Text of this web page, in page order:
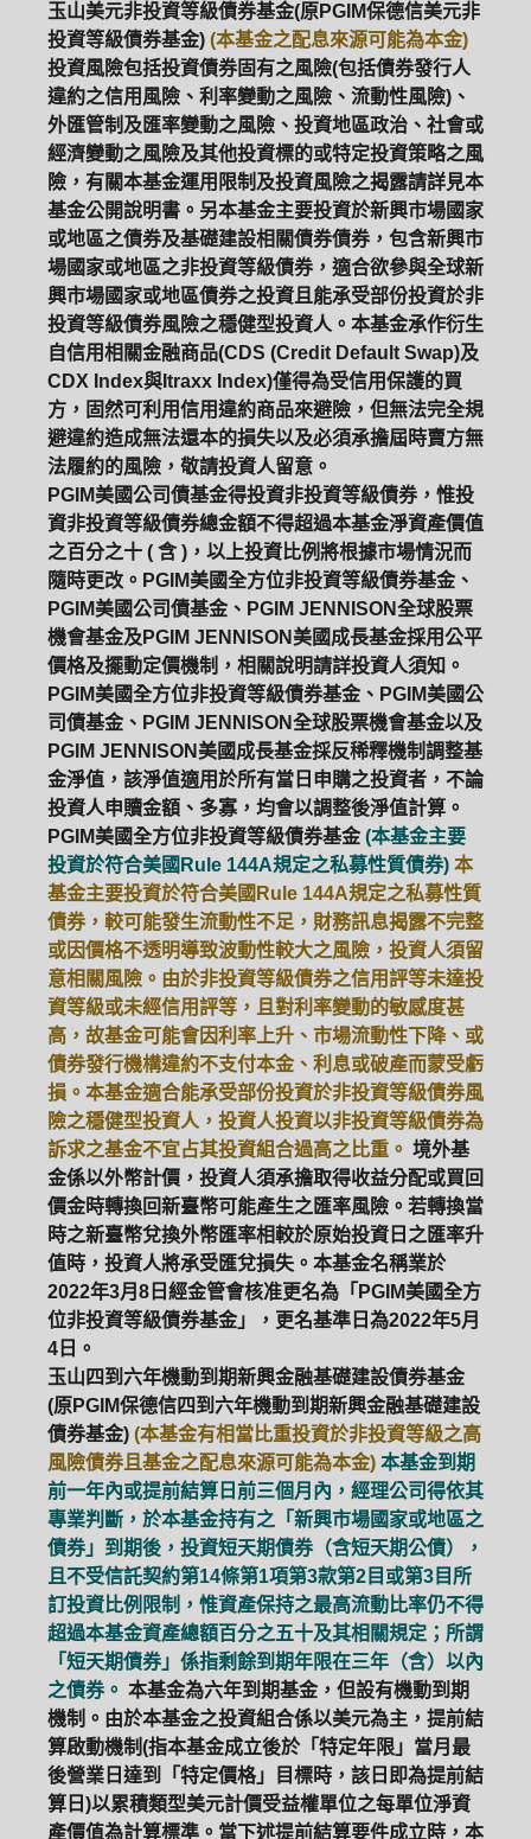
PGIM系列基金 168循環投資
定期(不)定額 高成長基金 月配息
ETF 中國好時平衡 壽星優惠
醫療生化 中國品牌 0%手續費
基金申購 策略成長 拉丁美洲
大中華
玉山美元非投資等級債券基金(原PGIM保德信美元非
投資等級債券基金) (本基金之配息來源可能為本金)
投資風險包括投資債券固有之風險(包括債券發行人
違約之信用風險、利率變動之風險、流動性風險)、
外匯管制及匯率變動之風險、投資地區政治、社會或
經濟變動之風險及其他投資標的或特定投資策略之風
險，有關本基金運用限制及投資風險之揭露請詳見本
基金公開說明書。另本基金主要投資於新興市場國家
或地區之債券及基礎建設相關債券債券，包含新興市
場國家或地區之非投資等級債券，適合欲參與全球新
興市場國家或地區債券之投資且能承受部份投資於非
投資等級債券風險之穩健型投資人。本基金承作衍生
自信用相關金融商品(CDS (Credit Default Swap)及
CDX Index與Itraxx Index)僅得為受信用保護的買
方，固然可利用信用違約商品來避險，但無法完全規
避違約造成無法還本的損失以及必須承擔屆時賣方無
法履約的風險，敬請投資人留意。
PGIM美國公司債基金得投資非投資等級債券，惟投
資非投資等級債券總金額不得超過本基金淨資產價值
之百分之十 ( 含 )，以上投資比例將根據市場情況而
隨時更改。PGIM美國全方位非投資等級債券基金、
PGIM美國公司債基金、PGIM JENNISON全球股票
機會基金及PGIM JENNISON美國成長基金採用公平
價格及擺動定價機制，相關說明請詳投資人須知。
PGIM美國全方位非投資等級債券基金、PGIM美國公
司債基金、PGIM JENNISON全球股票機會基金以及
PGIM JENNISON美國成長基金採反稀釋機制調整基
金淨值，該淨值適用於所有當日申購之投資者，不論
投資人申贖金額、多寡，均會以調整後淨值計算。
PGIM美國全方位非投資等級債券基金 (本基金主要
投資於符合美國Rule 144A規定之私募性質債券) 本
基金主要投資於符合美國Rule 144A規定之私募性質
債券，較可能發生流動性不足，財務訊息揭露不完整
或因價格不透明導致波動性較大之風險，投資人須留
意相關風險。由於非投資等級債券之信用評等未達投
資等級或未經信用評等，且對利率變動的敏感度甚
高，故基金可能會因利率上升、市場流動性下降、或
債券發行機構違約不支付本金、利息或破產而蒙受虧
損。本基金適合能承受部份投資於非投資等級債券風
險之穩健型投資人，投資人投資以非投資等級債券為
訴求之基金不宜占其投資組合過高之比重。 境外基
金係以外幣計價，投資人須承擔取得收益分配或買回
價金時轉換回新臺幣可能產生之匯率風險。若轉換當
時之新臺幣兌換外幣匯率相較於原始投資日之匯率升
值時，投資人將承受匯兌損失。本基金名稱業於
2022年3月8日經金管會核准更名為「PGIM美國全方
位非投資等級債券基金」，更名基準日為2022年5月
4日。
玉山四到六年機動到期新興金融基礎建設債券基金
(原PGIM保德信四到六年機動到期新興金融基礎建設
債券基金) (本基金有相當比重投資於非投資等級之高
風險債券且基金之配息來源可能為本金) 本基金到期
前一年內或提前結算日前三個月內，經理公司得依其
專業判斷，於本基金持有之「新興市場國家或地區之
債券」到期後，投資短天期債券（含短天期公債），
且不受信託契約第14條第1項第3款第2目或第3目所
訂投資比例限制，惟資產保持之最高流動比率仍不得
超過本基金資產總額百分之五十及其相關規定；所謂
「短天期債券」係指剩餘到期年限在三年（含）以內
之債券。 本基金為六年到期基金，但設有機動到期
機制。由於本基金之投資組合係以美元為主，提前結
算啟動機制(指本基金成立後於「特定年限」當月最
後營業日達到「特定價格」目標時，該日即為提前結
算日)以累積類型美元計價受益權單位之每單位淨資
產價值為計算標準。當下述提前結算要件成立時，本